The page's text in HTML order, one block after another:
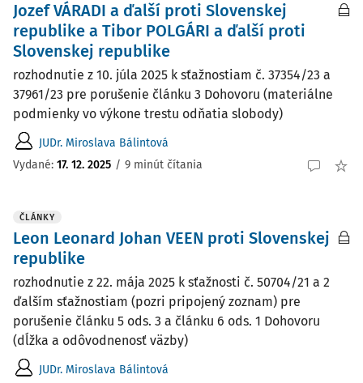
Jozef VÁRADI a ďalší proti Slovenskej
republike a Tibor POLGÁRI a ďalší proti
Slovenskej republike
rozhodnutie z 10. júla 2025 k sťažnostiam č. 37354/23 a
37961/23 pre porušenie článku 3 Dohovoru (materiálne
podmienky vo výkone trestu odňatia slobody)
JUDr. Miroslava Bálintová
Vydané: 17. 12. 2025 / 9 minút čítania
ČLÁNKY
Leon Leonard Johan VEEN proti Slovenskej
republike
rozhodnutie z 22. mája 2025 k sťažnosti č. 50704/21 a 2
ďalším sťažnostiam (pozri pripojený zoznam) pre
porušenie článku 5 ods. 3 a článku 6 ods. 1 Dohovoru
(dĺžka a odôvodnenosť väzby)
JUDr. Miroslava Bálintová